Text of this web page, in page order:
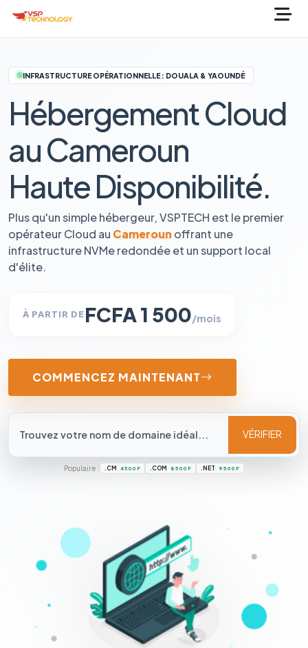
INFRASTRUCTURE OPÉRATIONNELLE : DOUALA & YAOUNDÉ
Hébergement Cloud
au Cameroun
Haute Disponibilité.
Plus qu'un simple hébergeur, VSPTECH est le premier
opérateur Cloud au Cameroun offrant une
infrastructure NVMe redondée et un support local
d'élite.
À PARTIR DEFCFA 1 500/mois
COMMENCEZ MAINTENANT
VÉRIFIER
Populaire : .CM 4 500 F .COM 8 500 F .NET 9 500 F